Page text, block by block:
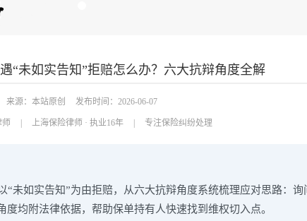
“未如实告知”拒赔怎么办？六大抗辩角度全解
来源：本站原创 发布时间：2026-06-07
师 上海保险律师 · 执业16年 专注保险纠纷处理
“未如实告知”为由拒赔，从六大抗辩角度系统梳理应对思路：
均附法律依据，帮助保单持有人快速找到维权切入点。